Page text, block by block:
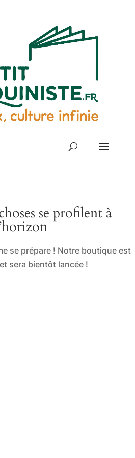
se profilent à
se prépare ! Notre boutique est
sera bientôt lancée !